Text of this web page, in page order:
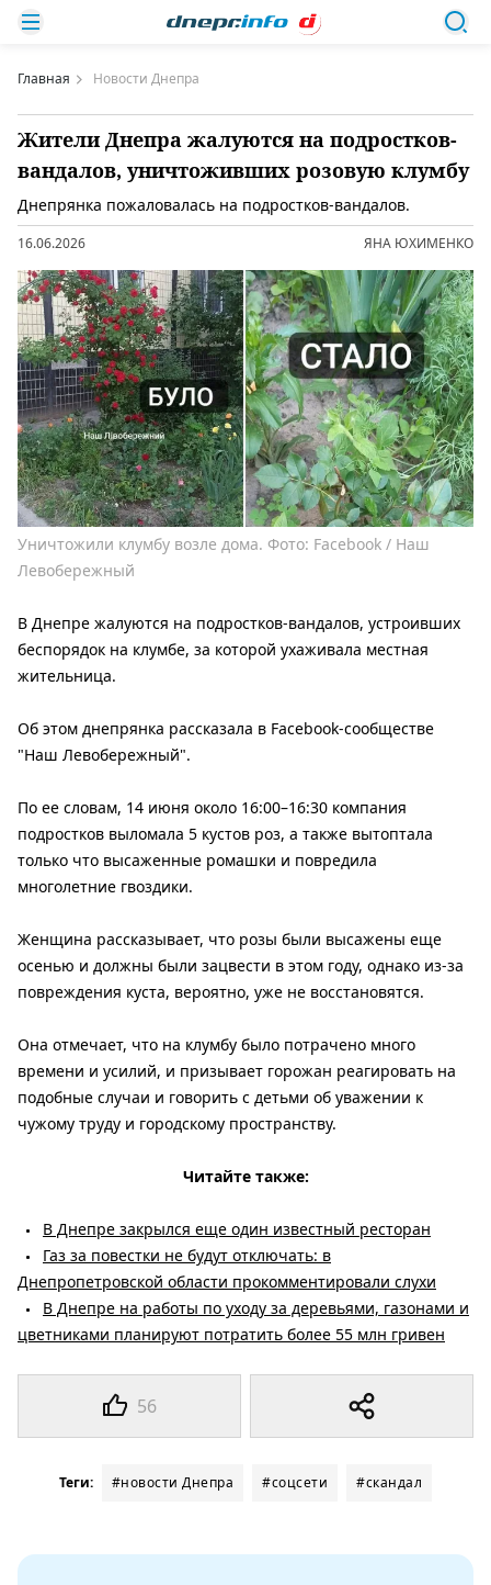
Главная Новости Днепра
Жители Днепра жалуются на подростков-
вандалов, уничтоживших розовую клумбу
Днепрянка пожаловалась на подростков-вандалов.
16.06.2026 ЯНА ЮХИМЕНКО
56
Уничтожили клумбу возле дома. Фото: Facebook / Наш
Левобережный
В Днепре жалуются на подростков-вандалов, устроивших
беспорядок на клумбе, за которой ухаживала местная
жительница.
Об этом днепрянка рассказала в Facebook-сообществе
"Наш Левобережный".
По ее словам, 14 июня около 16:00–16:30 компания
подростков выломала 5 кустов роз, а также вытоптала
только что высаженные ромашки и повредила
многолетние гвоздики.
Женщина рассказывает, что розы были высажены еще
осенью и должны были зацвести в этом году, однако из-за
повреждения куста, вероятно, уже не восстановятся.
Она отмечает, что на клумбу было потрачено много
времени и усилий, и призывает горожан реагировать на
подобные случаи и говорить с детьми об уважении к
чужому труду и городскому пространству.
Читайте также:
В Днепре закрылся еще один известный ресторан
Газ за повестки не будут отключать: в
Днепропетровской области прокомментировали слухи
В Днепре на работы по уходу за деревьями, газонами и
цветниками планируют потратить более 55 млн гривен
Теги: #новости Днепра #соцсети #скандал